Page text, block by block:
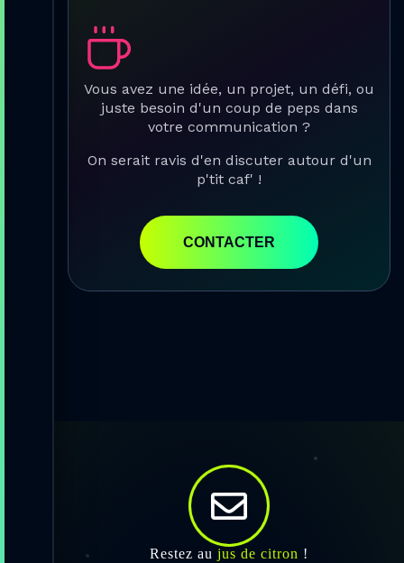
Vous avez une idée, un projet, un défi, ou
juste besoin d'un coup de peps dans
votre communication ?
On serait ravis d'en discuter autour d'un
p'tit caf' !
CONTACTER

Restez au jus de citron !